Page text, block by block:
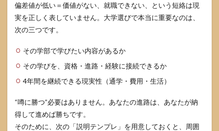
偏差値が低い＝価値がない、就職できない、という短絡は現
実を正しく表していません。大学選びで本当に重要なのは、
次の三つです。
その学部で学びたい内容があるか
その学びを、資格・進路・経験に接続できるか
4年間を継続できる現実性（通学・費用・生活）
“噂に勝つ”必要はありません。あなたの進路は、あなたが納
得して進めば勝ちです。
そのために、次の「説明テンプレ」を用意しておくと、周囲